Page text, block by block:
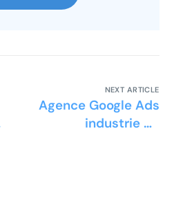
NEXT ARTICLE
Agence Google Ads
industrie de